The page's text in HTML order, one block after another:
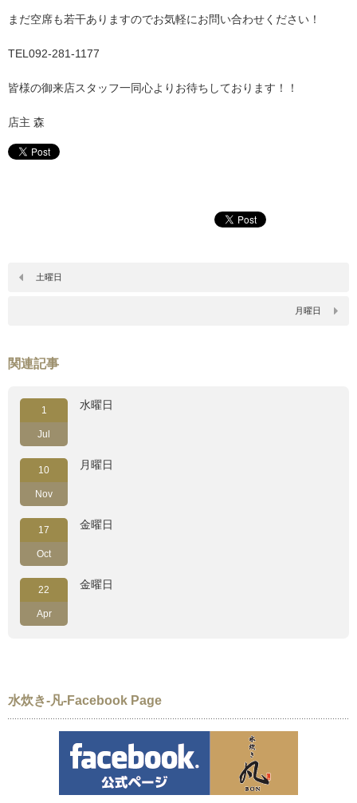
まだ空席も若干ありますのでお気軽にお問い合わせください！
TEL092-281-1177
皆様の御来店スタッフ一同心よりお待ちしております！！
店主 森
土曜日
月曜日
関連記事
1
Jul
水曜日
10
Nov
月曜日
17
Oct
金曜日
22
Apr
金曜日
水炊き-凡-Facebook Page